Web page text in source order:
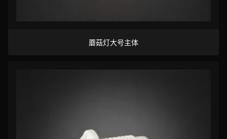
蘑菇灯大号主体